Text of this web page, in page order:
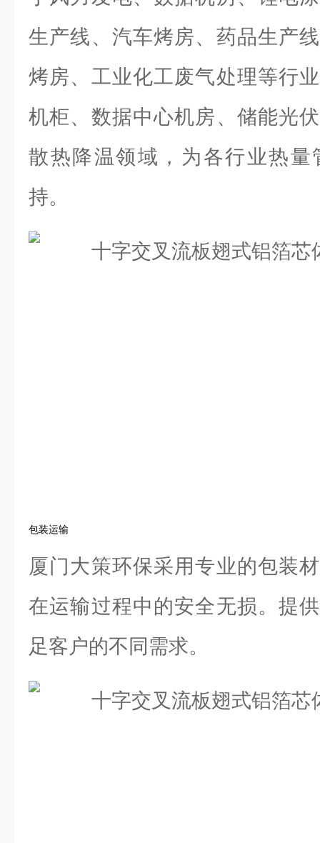
生产线、汽车烤房、药品生产
烤房、工业化工废气处理等行
机柜、数据中心机房、储能光
散热降温领域，为各行业热量
持。
包装运输
厦门大策环保采用专业的包装
在运输过程中的安全无损。提
足客户的不同需求。